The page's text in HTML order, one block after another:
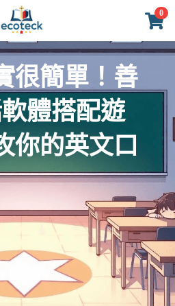
0
很簡單！善
體搭配遊
你的英文口
×
商品分類